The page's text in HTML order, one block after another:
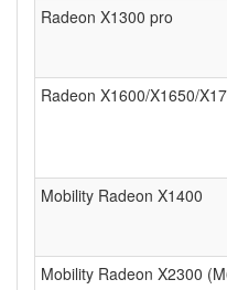
Radeon X1300 pro
Radeon X1600/X1650/
Mobility Radeon X1400
Mobility Radeon X2300